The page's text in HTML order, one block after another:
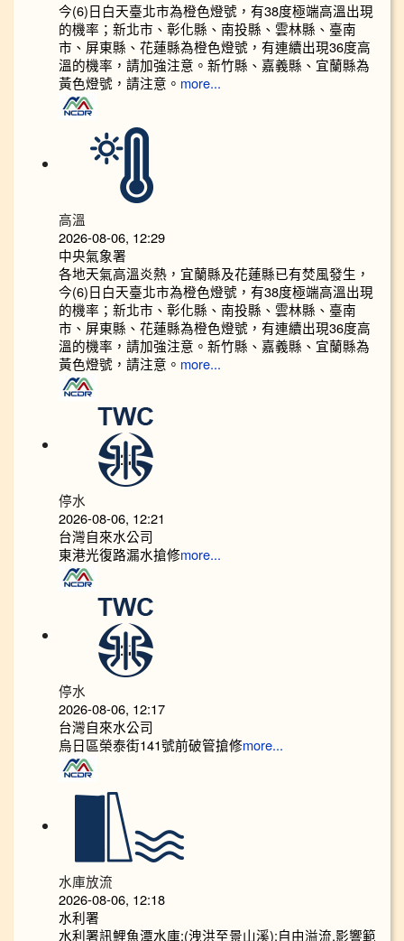
今(6)日白天臺北市為橙色燈號，有38度極端高溫出現
的機率；新北市、彰化縣、南投縣、雲林縣、臺南
市、屏東縣、花蓮縣為橙色燈號，有連續出現36度高
溫的機率，請加強注意。新竹縣、嘉義縣、宜蘭縣為
黃色燈號，請注意。 more...
高溫
2026-08-06, 12:29
中央氣象署
各地天氣高溫炎熱，宜蘭縣及花蓮縣已有焚風發生，
今(6)日白天臺北市為橙色燈號，有38度極端高溫出現
的機率；新北市、彰化縣、南投縣、雲林縣、臺南
市、屏東縣、花蓮縣為橙色燈號，有連續出現36度高
溫的機率，請加強注意。新竹縣、嘉義縣、宜蘭縣為
黃色燈號，請注意。 more...
停水
2026-08-06, 12:21
台灣自來水公司
東港光復路漏水搶修more...
停水
2026-08-06, 12:17
台灣自來水公司
烏日區榮泰街141號前破管搶修more...
水庫放流
2026-08-06, 12:18
水利署
水利署訊鯉魚潭水庫:(洩洪至景山溪):自由溢流,影響範